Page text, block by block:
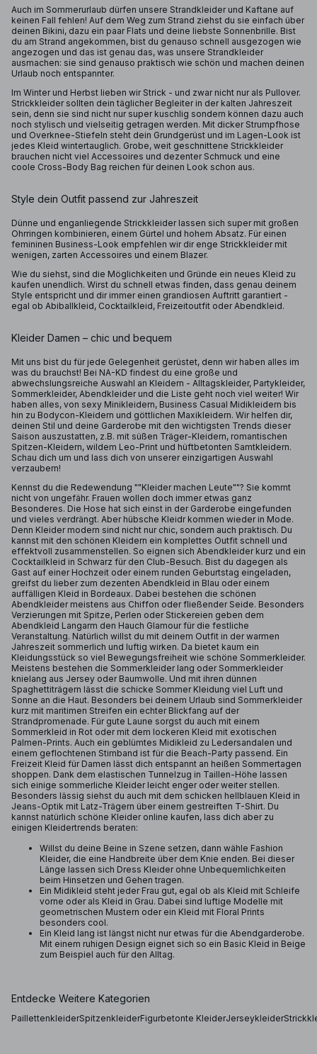
Auch im Sommerurlaub dürfen unsere Strandkleider und Kaftane auf
keinen Fall fehlen! Auf dem Weg zum Strand ziehst du sie einfach über
deinen Bikini, dazu ein paar Flats und deine liebste Sonnenbrille. Bist
du am Strand angekommen, bist du genauso schnell ausgezogen wie
angezogen und das ist genau das, was unsere Strandkleider
ausmachen: sie sind genauso praktisch wie schön und machen deinen
Urlaub noch entspannter.
Im Winter und Herbst lieben wir Strick - und zwar nicht nur als Pullover.
Strickkleider sollten dein täglicher Begleiter in der kalten Jahreszeit
sein, denn sie sind nicht nur super kuschlig sondern können dazu auch
noch stylisch und vielseitig getragen werden. Mit dicker Strumpfhose
und Overknee-Stiefeln steht dein Grundgerüst und im Lagen-Look ist
jedes Kleid wintertauglich. Grobe, weit geschnittene Strickkleider
brauchen nicht viel Accessoires und dezenter Schmuck und eine
coole Cross-Body Bag reichen für deinen Look schon aus.
Style dein Outfit passend zur Jahreszeit
Dünne und enganliegende Strickkleider lassen sich super mit großen
Ohrringen kombinieren, einem Gürtel und hohem Absatz. Für einen
femininen Business-Look empfehlen wir dir enge Strickkleider mit
wenigen, zarten Accessoires und einem Blazer.
Wie du siehst, sind die Möglichkeiten und Gründe ein neues Kleid zu
kaufen unendlich. Wirst du schnell etwas finden, dass genau deinem
Style entspricht und dir immer einen grandiosen Auftritt garantiert -
egal ob Abiballkleid, Cocktailkleid, Freizeitoutfit oder Abendkleid.
Kleider Damen – chic und bequem
Mit uns bist du für jede Gelegenheit gerüstet, denn wir haben alles im
was du brauchst! Bei NA-KD findest du eine große und
abwechslungsreiche Auswahl an Kleidern - Alltagskleider, Partykleider,
Sommerkleider, Abendkleider und die Liste geht noch viel weiter! Wir
haben alles, von sexy Minikleidern, Business Casual Midikleidern bis
hin zu Bodycon-Kleidern und göttlichen Maxikleidern. Wir helfen dir,
deinen Stil und deine Garderobe mit den wichtigsten Trends dieser
Saison auszustatten, z.B. mit süßen Träger-Kleidern, romantischen
Spitzen-Kleidern, wildem Leo-Print und hüftbetonten Samtkleidern.
Schau dich um und lass dich von unserer einzigartigen Auswahl
verzaubern!
Kennst du die Redewendung ""Kleider machen Leute""? Sie kommt
nicht von ungefähr. Frauen wollen doch immer etwas ganz
Besonderes. Die Hose hat sich einst in der Garderobe eingefunden
und vieles verdrängt. Aber hübsche Kleidr kommen wieder in Mode.
Denn Kleider modern sind nicht nur chic, sondern auch praktisch. Du
kannst mit den schönen Kleidern ein komplettes Outfit schnell und
effektvoll zusammenstellen. So eignen sich Abendkleider kurz und ein
Cocktailkleid in Schwarz für den Club-Besuch. Bist du dagegen als
Gast auf einer Hochzeit oder einem runden Geburtstag eingeladen,
greifst du lieber zum dezenten Abendkleid in Blau oder einem
auffälligen Kleid in Bordeaux. Dabei bestehen die schönen
Abendkleider meistens aus Chiffon oder fließender Seide. Besonders
Verzierungen mit Spitze, Perlen oder Stickereien geben dem
Abendkleid Langarm den Hauch Glamour für die festliche
Veranstaltung. Natürlich willst du mit deinem Outfit in der warmen
Jahreszeit sommerlich und luftig wirken. Da bietet kaum ein
Kleidungsstück so viel Bewegungsfreiheit wie schöne Sommerkleider.
Meistens bestehen die Sommerkleider lang oder Sommerkleider
knielang aus Jersey oder Baumwolle. Und mit ihren dünnen
Spaghettiträgern lässt die schicke Sommer Kleidung viel Luft und
Sonne an die Haut. Besonders bei deinem Urlaub sind Sommerkleider
kurz mit maritimen Streifen ein echter Blickfang auf der
Strandpromenade. Für gute Laune sorgst du auch mit einem
Sommerkleid in Rot oder mit dem lockeren Kleid mit exotischen
Palmen-Prints. Auch ein geblümtes Midikleid zu Ledersandalen und
einem geflochtenen Stirnband ist für die Beach-Party passend. Ein
Freizeit Kleid für Damen lässt dich entspannt an heißen Sommertagen
shoppen. Dank dem elastischen Tunnelzug in Taillen-Höhe lassen
sich einige sommerliche Kleider leicht enger oder weiter stellen.
Besonders lässig siehst du auch mit dem schicken hellblauen Kleid in
Jeans-Optik mit Latz-Trägern über einem gestreiften T-Shirt. Du
kannst natürlich schöne Kleider online kaufen, lass dich aber zu
einigen Kleidertrends beraten:
Willst du deine Beine in Szene setzen, dann wähle Fashion
Kleider, die eine Handbreite über dem Knie enden. Bei dieser
Länge lassen sich Dress Kleider ohne Unbequemlichkeiten
beim Hinsetzen und Gehen tragen.
Ein Midikleid steht jeder Frau gut, egal ob als Kleid mit Schleife
vorne oder als Kleid in Grau. Dabei sind luftige Modelle mit
geometrischen Mustern oder ein Kleid mit Floral Prints
besonders cool.
Ein Kleid lang ist längst nicht nur etwas für die Abendgarderobe.
Mit einem ruhigen Design eignet sich so ein Basic Kleid in Beige
zum Beispiel auch für den Alltag.
Entdecke Weitere Kategorien
PaillettenkleiderSpitzenkleiderFigurbetonte KleiderJerseykleider